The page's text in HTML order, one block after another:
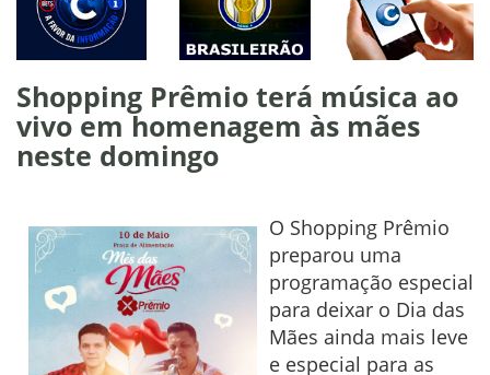
Shopping Prêmio terá música ao
vivo em homenagem às mães
neste domingo
O Shopping Prêmio
preparou uma
programação especial
para deixar o Dia das
Mães ainda mais leve
e especial para as